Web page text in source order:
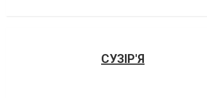
СУЗІР'Я